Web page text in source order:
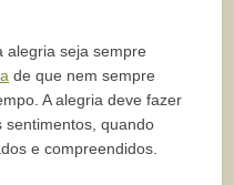
alegria seja sempre
de que nem sempre
A alegria deve fazer
sentimentos, quando
e compreendidos.